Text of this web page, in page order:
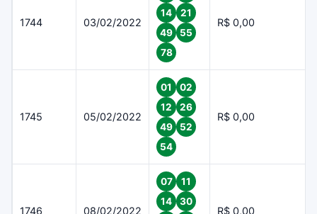
1744 03/02/2022
14
21
49
55
78
R$ 0,00
1745 05/02/2022
01
02
12
26
49
52
54
R$ 0,00
1746 08/02/2022
07
11
14
30
R$ 0,00